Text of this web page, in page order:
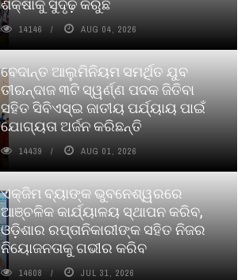
ଶିକ୍ଷାକୁ ସୁଦୃଢ଼ କରୁଛି
14146 AUG 04, 2026
ବେଦାନ୍ତ ଆଲୁମିନିୟମ ସମର୍ଥିତ ଯୁବ
ତୀରନ୍ଦାଜ ୩ଟି ସ୍ୱର୍ଣ୍ଣ ପଦକ ଜିତିବା
ସହିତ ସିବିଏସ୍ଇ ଜାତୀୟ ପର୍ଯ୍ୟାୟ ପାଇଁ
ଯୋଗ୍ୟତା ଅର୍ଜନ କରିଛନ୍ତି
14439 AUG 01, 2026
ଏକ୍ଜିମ ବ୍ୟାଙ୍କ ଭୁବନେଶ୍ୱରରେ
ଆଞ୍ଚଳିକ କାର୍ଯ୍ୟାଳୟ ସ୍ଥାପନ କରିବ,
ଓଡ଼ିଶାର ରପ୍ତାନିକାରୀଙ୍କ ସହିତ ନିଜର
ନିୟୋଜନତାକୁ ଗଭୀର କରିବ
14608 JUL 31, 2026